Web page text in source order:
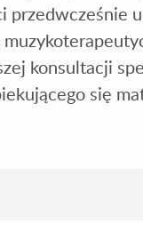
przedwcześnie
konsultacji
się